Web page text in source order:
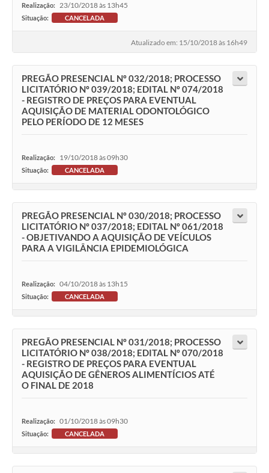
Realização: 23/10/2018 às 13h45
Situação: CANCELADA
Atualizado em: 15/10/2018 às 16h49
PREGÃO PRESENCIAL Nº 032/2018; PROCESSO
LICITATÓRIO Nº 039/2018; EDITAL Nº 074/2018
- REGISTRO DE PREÇOS PARA EVENTUAL
AQUISIÇÃO DE MATERIAL ODONTOLÓGICO
PELO PERÍODO DE 12 MESES
Realização: 19/10/2018 às 09h30
Situação: CANCELADA
PREGÃO PRESENCIAL Nº 030/2018; PROCESSO
LICITATÓRIO Nº 037/2018; EDITAL Nº 061/2018
- OBJETIVANDO A AQUISIÇÃO DE VEÍCULOS
PARA A VIGILÂNCIA EPIDEMIOLÓGICA
Realização: 04/10/2018 às 13h15
Situação: CANCELADA
PREGÃO PRESENCIAL Nº 031/2018; PROCESSO
LICITATÓRIO Nº 038/2018; EDITAL Nº 070/2018
- REGISTRO DE PREÇOS PARA EVENTUAL
AQUISIÇÃO DE GÊNEROS ALIMENTÍCIOS ATÉ
O FINAL DE 2018
Realização: 01/10/2018 às 09h30
Situação: CANCELADA